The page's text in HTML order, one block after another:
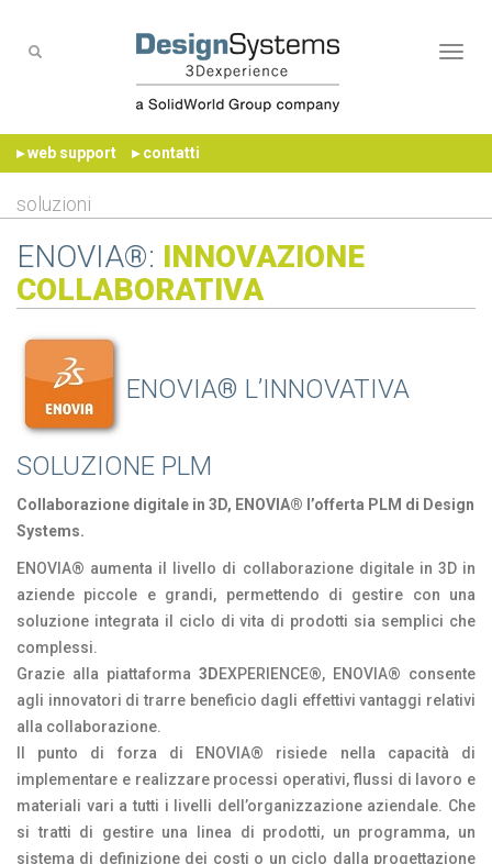
▸ web support ▸ contatti
soluzioni
ENOVIA®: INNOVAZIONE
COLLABORATIVA
ENOVIA® L’INNOVATIVA
SOLUZIONE PLM
Collaborazione digitale in 3D, ENOVIA® l’offerta PLM di Design
Systems.
ENOVIA® aumenta il livello di collaborazione digitale in 3D in
aziende piccole e grandi, permettendo di gestire con una
soluzione integrata il ciclo di vita di prodotti sia semplici che
complessi.
Grazie alla piattaforma 3DEXPERIENCE®, ENOVIA® consente
agli innovatori di trarre beneficio dagli effettivi vantaggi relativi
alla collaborazione.
Il punto di forza di ENOVIA® risiede nella capacità di
implementare e realizzare processi operativi, flussi di lavoro e
materiali vari a tutti i livelli dell’organizzazione aziendale. Che
si tratti di gestire una linea di prodotti, un programma, un
sistema di definizione dei costi o un ciclo dalla progettazione